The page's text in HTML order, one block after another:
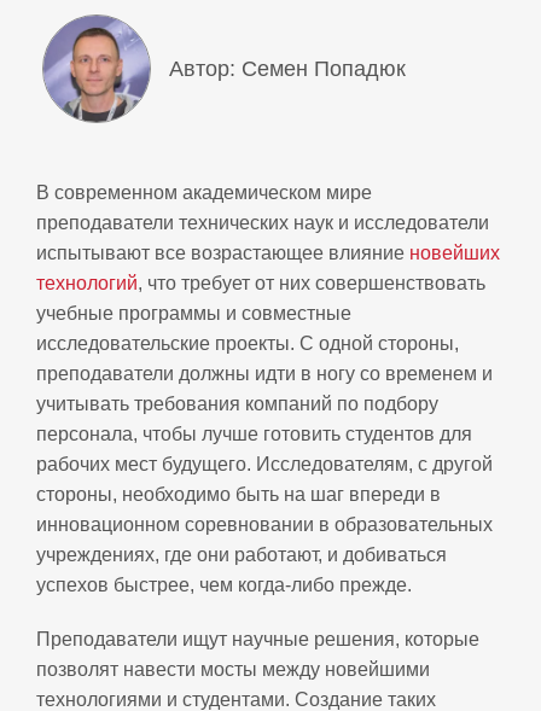
Автор: Семен Попадюк
В современном академическом мире
преподаватели технических наук и исследователи
испытывают все возрастающее влияние новейших
технологий, что требует от них совершенствовать
учебные программы и совместные
исследовательские проекты. С одной стороны,
преподаватели должны идти в ногу со временем и
учитывать требования компаний по подбору
персонала, чтобы лучше готовить студентов для
рабочих мест будущего. Исследователям, с другой
стороны, необходимо быть на шаг впереди в
инновационном соревновании в образовательных
учреждениях, где они работают, и добиваться
успехов быстрее, чем когда-либо прежде.
Преподаватели ищут научные решения, которые
позволят навести мосты между новейшими
технологиями и студентами. Создание таких